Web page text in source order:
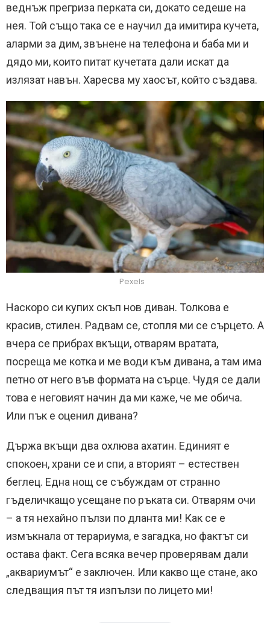
веднъж прегриза перката си, докато седеше на
нея. Той също така се е научил да имитира кучета,
аларми за дим, звънене на телефона и баба ми и
дядо ми, които питат кучетата дали искат да
излязат навън. Харесва му хаосът, който създава.
Pexels
Наскоро си купих скъп нов диван. Толкова е
красив, стилен. Радвам се, стопля ми се сърцето. А
вчера се прибрах вкъщи, отварям вратата,
посреща ме котка и ме води към дивана, а там има
петно от него във формата на сърце. Чудя се дали
това е неговият начин да ми каже, че ме обича.
Или пък е оценил дивана?
Държа вкъщи два охлюва ахатин. Единият е
спокоен, храни се и спи, а вторият – естествен
беглец. Една нощ се събуждам от странно
гъделичкащо усещане по ръката си. Отварям очи
– а тя нехайно пълзи по дланта ми! Как се е
измъкнала от терариума, е загадка, но фактът си
остава факт. Сега всяка вечер проверявам дали
„аквариумът“ е заключен. Или какво ще стане, ако
следващия път тя изпълзи по лицето ми!